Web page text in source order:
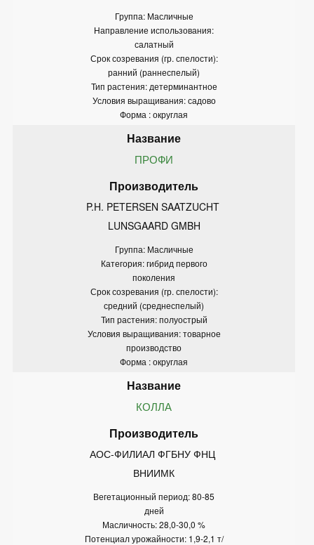
Группа: Масличные
Направление использования:
салатный
Срок созревания (гр. спелости):
ранний (раннеспелый)
Тип растения: детерминантное
Условия выращивания: садово
Форма : округлая
ПРОФИ
P.H. PETERSEN SAATZUCHT
LUNSGAARD GMBH
Группа: Масличные
Категория: гибрид первого
поколения
Срок созревания (гр. спелости):
средний (среднеспелый)
Тип растения: полуострый
Условия выращивания: товарное
производство
Форма : округлая
КОЛЛА
АОС-ФИЛИАЛ ФГБНУ ФНЦ
ВНИИМК
Вегетационный период: 80-85
дней
Масличность: 28,0-30,0 %
Потенциал урожайности: 1,9-2,1 т/